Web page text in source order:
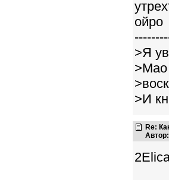
ойро
>Я
>Мао
>И
Re:
Автор: